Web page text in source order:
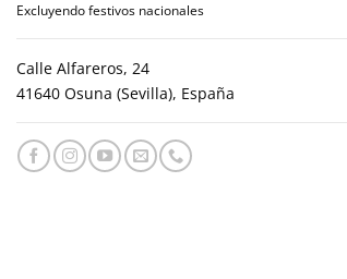
Excluyendo festivos nacionales
Calle Alfareros, 24
41640 Osuna (Sevilla), España